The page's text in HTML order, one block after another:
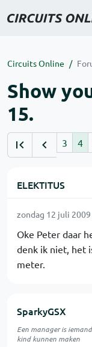
Circuits Online
Show
15.
3 4
ELEKTITUS
zondag 12 juli 2009
Oke Peter daar
denk ik niet, het
meter.
SparkyGSX
Een manager is
kind kunnen maken